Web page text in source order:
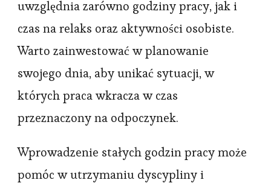
uwzględnia zarówno godziny pracy, jak i
czas na relaks oraz aktywności osobiste.
Warto zainwestować w planowanie
swojego dnia, aby unikać sytuacji, w
których praca wkracza w czas
przeznaczony na odpoczynek.
Wprowadzenie stałych godzin pracy może
pomóc w utrzymaniu dyscypliny i